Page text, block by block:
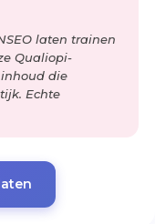
laten trainen
Qualiopi-
die
Echte